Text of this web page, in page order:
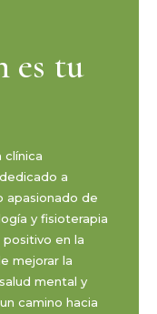
es tu
clínica
a
apasionado de
y fisioterapia
en la
mejorar la
mental y
camino hacia